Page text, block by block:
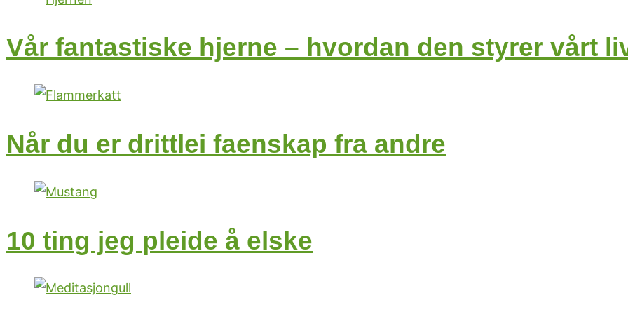
Vår fantastiske hjerne – hvordan den styrer vårt
Når du er drittlei faenskap fra andre
10 ting jeg pleide å elske